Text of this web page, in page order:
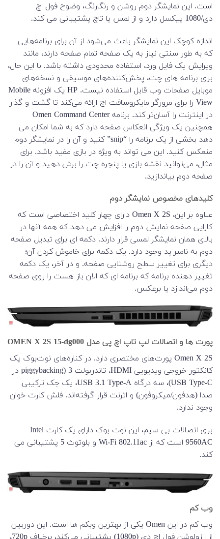
است. این نمایشگر دوم روشن و رنگارنگ، وضوح فول اچ
دی/1080 پیکسل دارد و از لمس یا تاچ پشتیبانی می کند.
اندازه کوچک این نمایشگر باعث می‌شود از آن برای برنامه‌هایی
که به طور سنتی نیاز به یک صفحه تمام صفحه دارند، مانند
ویرایش یک فایل ورد، استفاده محدودی داشته باشد. با این حال،
برای برنامه های چت، پخش‌کننده‌های موسیقی و نسخه‌های
موبایل صفحات وب قابل استفاده نیست. HP یک افزونه Mobile
View را برای مرورگر مایکروسافت اج ارائه می‌کند تا گشت و گذار
در اینترنت را آسان‌تر کند. برنامه Omen Command Center
همچنین یک ویژگی انعکاس صفحه دارد که به شما امکان می
دهد بخشی از یک برنامه را “snip” کنید و آن را در نمایشگر دوم
منعکس کنید. این می تواند به ویژه در بازی مفید باشد. برای
مثال، می‌توانید نقشه بازی یا پنجره چت را برش دهید و آن را در
صفحه دوم بیاندازید.
کلیدهای مخصوص نمایشگر دوم
علاوه بر این، Omen X 2S دارای چهار کلید اختصاصی است که
کارایی صفحه نمایش دوم را افزایش می دهد که همه آنها در
بالای همان نمایشگر لمسی قرار دارند. دکمه ای برای تبدیل صفحه
دوم به نامبر پد وجود دارد. یک دکمه برای خاموش کردن آن؛
دیگری برای تغییر سطح روشنایی صفحه. و در آخر، یک دکمه
تغییر دهنده برنامه که برنامه ای که الان باز هست را روی صفحه
دوم می‌اندازد یا برعکس.
پورت ها و اتصالات لپ تاپ اچ پی مدل OMEN X 2S 15-dg000
Omen X 2S پورت‌های مختصری دارد. در کناره‌های نوت‌بوک یک
کانکتور خروجی ویدیویی HDMI، تاندربولت 3 (piggybacking در
USB Type-C)، سه درگاه USB 3.1 Type-A، یک جک ترکیبی
صدا (هدفون/میکروفون) و اترنت قرار گرفته‌اند. فلش کارت خوان
وجود ندارد.
برای اتصالات بی سیم، این نوت بوک دارای یک کارت Intel
9560AC است که از Wi-Fi 802.11ac و بلوتوث 5 پشتیبانی می
کند.
وب کم
وب کم در این Omen یکی از بهترین وبکم ها است. این دوربین